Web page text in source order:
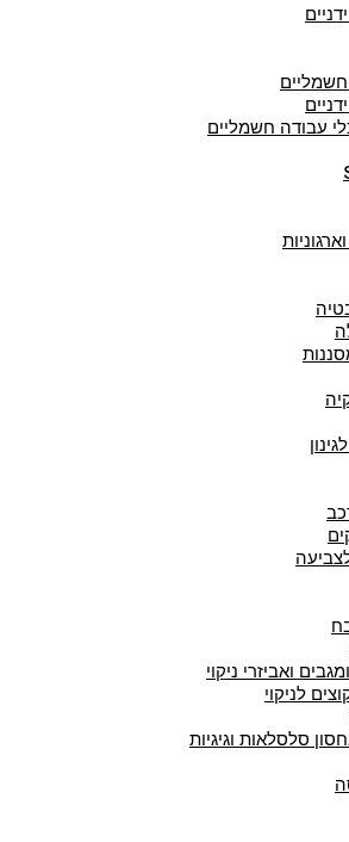
עבודה חשמליים
ואביזרי ניקוי
לניקוי
סלסלאות וגיגיות